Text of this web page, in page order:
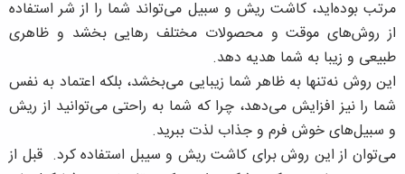
مرتب بوده‌اید، کاشت ریش و سبیل می‌تواند شما را از شر استفاده
از روش‌های موقت و محصولات مختلف رهایی بخشد و ظاهری
طبیعی و زیبا به شما هدیه دهد.
این روش نه‌تنها به ظاهر شما زیبایی می‌بخشد، بلکه اعتماد به نفس
شما را نیز افزایش می‌دهد، چرا که شما به راحتی می‌توانید از ریش
و سبیل‌های خوش فرم و جذاب لذت ببرید.
می‌توان از این روش برای کاشت ریش و سیبل استفاده کرد. قبل از